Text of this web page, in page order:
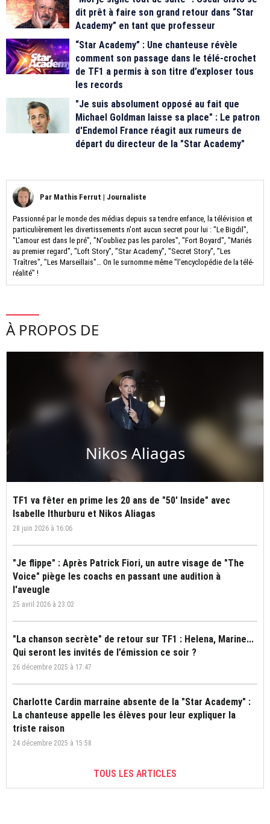
dit prêt à faire son grand retour dans “Star
Academy” en tant que professeur
“Star Academy” : Une chanteuse révèle
comment son passage dans le télé-crochet
de TF1 a permis à son titre d’exploser tous
les records
"Je suis absolument opposé au fait que
Michael Goldman laisse sa place" : Le patron
d'Endemol France réagit aux rumeurs de
départ du directeur de la "Star Academy"
Par Mathis Ferrut | Journaliste
Passionné par le monde des médias depuis sa tendre enfance, la télévision et
particulièrement les divertissements n'ont aucun secret pour lui : "Le Bigdil",
"L'amour est dans le pré", "N'oubliez pas les paroles", "Fort Boyard", "Mariés
au premier regard", "Loft Story", "Star Academy", "Secret Story", "Les
Traîtres", "Les Marseillais"… On le surnomme même "l'encyclopédie de la télé-
réalité" !
À PROPOS DE
Nikos Aliagas
TF1 va fêter en prime les 20 ans de "50' Inside" avec
Isabelle Ithurburu et Nikos Aliagas
28 juin 2026 à 16:06
"Je flippe" : Après Patrick Fiori, un autre visage de "The
Voice" piège les coachs en passant une audition à
l'aveugle
25 avril 2026 à 23:02
"La chanson secrète" de retour sur TF1 : Helena, Marine...
Qui seront les invités de l’émission ce soir ?
26 décembre 2025 à 17:47
Charlotte Cardin marraine absente de la "Star Academy" :
La chanteuse appelle les élèves pour leur expliquer la
triste raison
24 décembre 2025 à 15:58
TOUS LES ARTICLES